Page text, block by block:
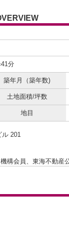
分
築年月（築年数)
土地面積/坪数
地目
ル 201
構会員、東海不動産